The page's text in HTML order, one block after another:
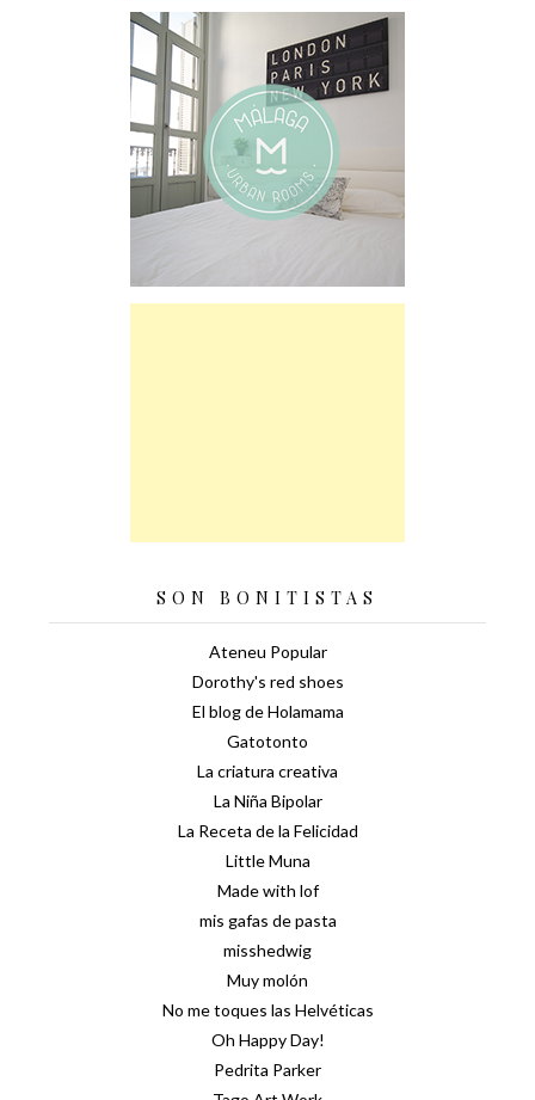
SON BONITISTAS
Ateneu Popular
Dorothy's red shoes
El blog de Holamama
Gatotonto
La criatura creativa
La Niña Bipolar
La Receta de la Felicidad
Little Muna
Made with lof
mis gafas de pasta
misshedwig
Muy molón
No me toques las Helvéticas
Oh Happy Day!
Pedrita Parker